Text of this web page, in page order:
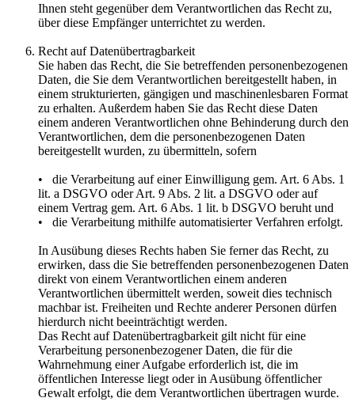
Ihnen steht gegenüber dem Verantwortlichen das Recht zu,
über diese Empfänger unterrichtet zu werden.
Recht auf Datenübertragbarkeit
Sie haben das Recht, die Sie betreffenden personenbezogenen
Daten, die Sie dem Verantwortlichen bereitgestellt haben, in
einem strukturierten, gängigen und maschinenlesbaren Format
zu erhalten. Außerdem haben Sie das Recht diese Daten
einem anderen Verantwortlichen ohne Behinderung durch den
Verantwortlichen, dem die personenbezogenen Daten
bereitgestellt wurden, zu übermitteln, sofern
• die Verarbeitung auf einer Einwilligung gem. Art. 6 Abs. 1
lit. a DSGVO oder Art. 9 Abs. 2 lit. a DSGVO oder auf
einem Vertrag gem. Art. 6 Abs. 1 lit. b DSGVO beruht und
• die Verarbeitung mithilfe automatisierter Verfahren erfolgt.
In Ausübung dieses Rechts haben Sie ferner das Recht, zu
erwirken, dass die Sie betreffenden personenbezogenen Daten
direkt von einem Verantwortlichen einem anderen
Verantwortlichen übermittelt werden, soweit dies technisch
machbar ist. Freiheiten und Rechte anderer Personen dürfen
hierdurch nicht beeinträchtigt werden.
Das Recht auf Datenübertragbarkeit gilt nicht für eine
Verarbeitung personenbezogener Daten, die für die
Wahrnehmung einer Aufgabe erforderlich ist, die im
öffentlichen Interesse liegt oder in Ausübung öffentlicher
Gewalt erfolgt, die dem Verantwortlichen übertragen wurde.